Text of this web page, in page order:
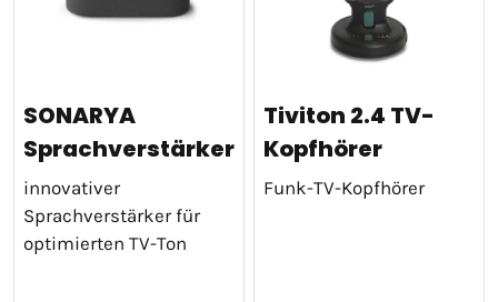
SONARYA
Sprachverstärker
innovativer
Sprachverstärker für
optimierten TV-Ton
Tiviton 2.4 TV-
Kopfhörer
Funk-TV-Kopfhörer